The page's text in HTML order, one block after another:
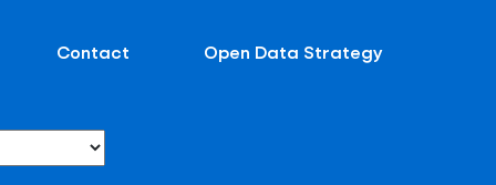
Contact Open Data Strategy